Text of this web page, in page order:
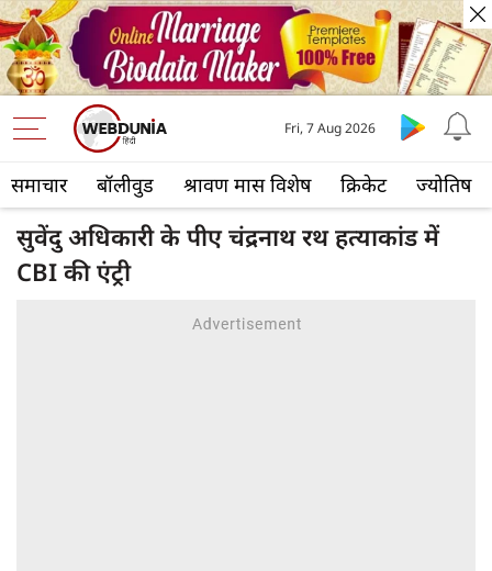
समाचार बॉलीवुड श्रावण मास विशेष क्रिकेट ज्योतिष
Fri, 7 Aug 2026
सुवेंदु अधिकारी के पीए चंद्रनाथ रथ हत्याकांड में
CBI की एंट्री